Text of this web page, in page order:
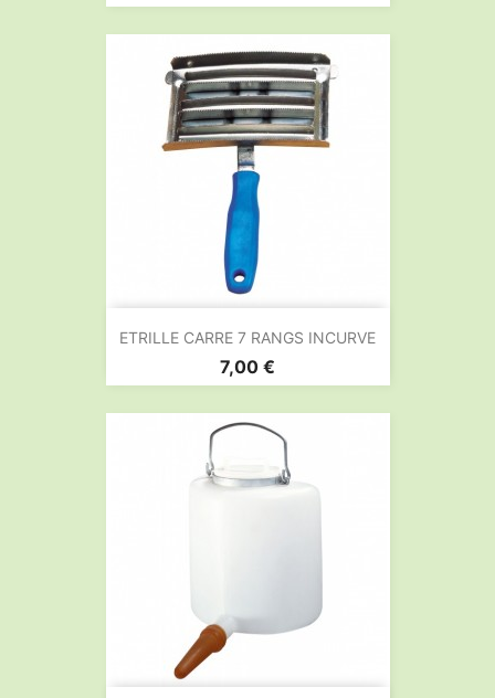
ETRILLE CARRE 7 RANGS INCURVE
Prix
7,00 €